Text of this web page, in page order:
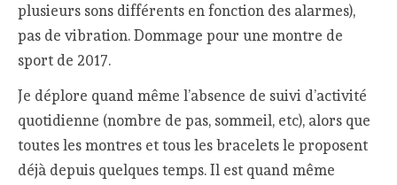
plusieurs sons différents en fonction des alarmes),
pas de vibration. Dommage pour une montre de
sport de 2017.
Je déplore quand même l’absence de suivi d’activité
quotidienne (nombre de pas, sommeil, etc), alors que
toutes les montres et tous les bracelets le proposent
déjà depuis quelques temps. Il est quand même